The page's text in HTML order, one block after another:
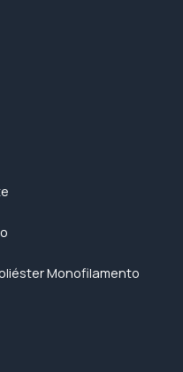
Monofilamento